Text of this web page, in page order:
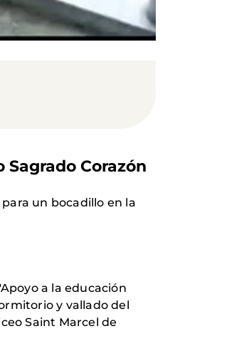
Corazón
un bocadillo en la
a la educación
y vallado del
Saint Marcel de